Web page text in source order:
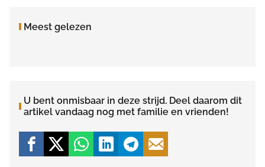
Meest gelezen
U bent onmisbaar in deze strijd. Deel daarom dit
artikel vandaag nog met familie en vrienden!